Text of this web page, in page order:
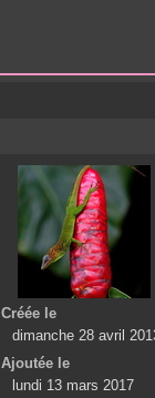
Créée le
dimanche 28 avril
Ajoutée le
lundi 13 mars 2017